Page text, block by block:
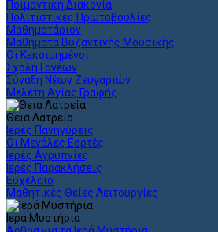
Ποιμαντική Διακονία
Πολιτιστικές Πρωτοβουλίες
Μαθηματάριον
Μαθήματα Βυζαντινής Μουσικής
Οι Κεκοιμημένοι
Σχολή Γονέων
Σύναξη Νέων Ζευγαριών
Μελέτη Αγίας Γραφής
Θεια Λατρεία
Ιερές Πανηγύρεις
Οι Μεγάλες Εορτές
Ιερές Αγρυπνίες
Ιερές Παρακλήσεις
Ευχέλαιο
Μαθητικές Θείες Λειτουργίες
Ιερά Μυστήρια